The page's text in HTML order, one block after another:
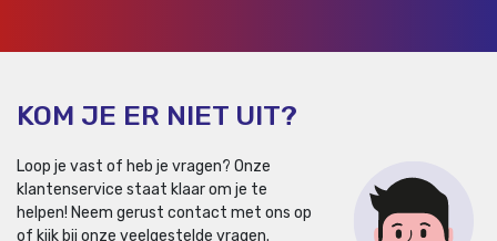
KOM JE ER NIET UIT?
Loop je vast of heb je vragen? Onze
klantenservice staat klaar om je te
helpen! Neem gerust contact met ons op
of kijk bij onze veelgestelde vragen.